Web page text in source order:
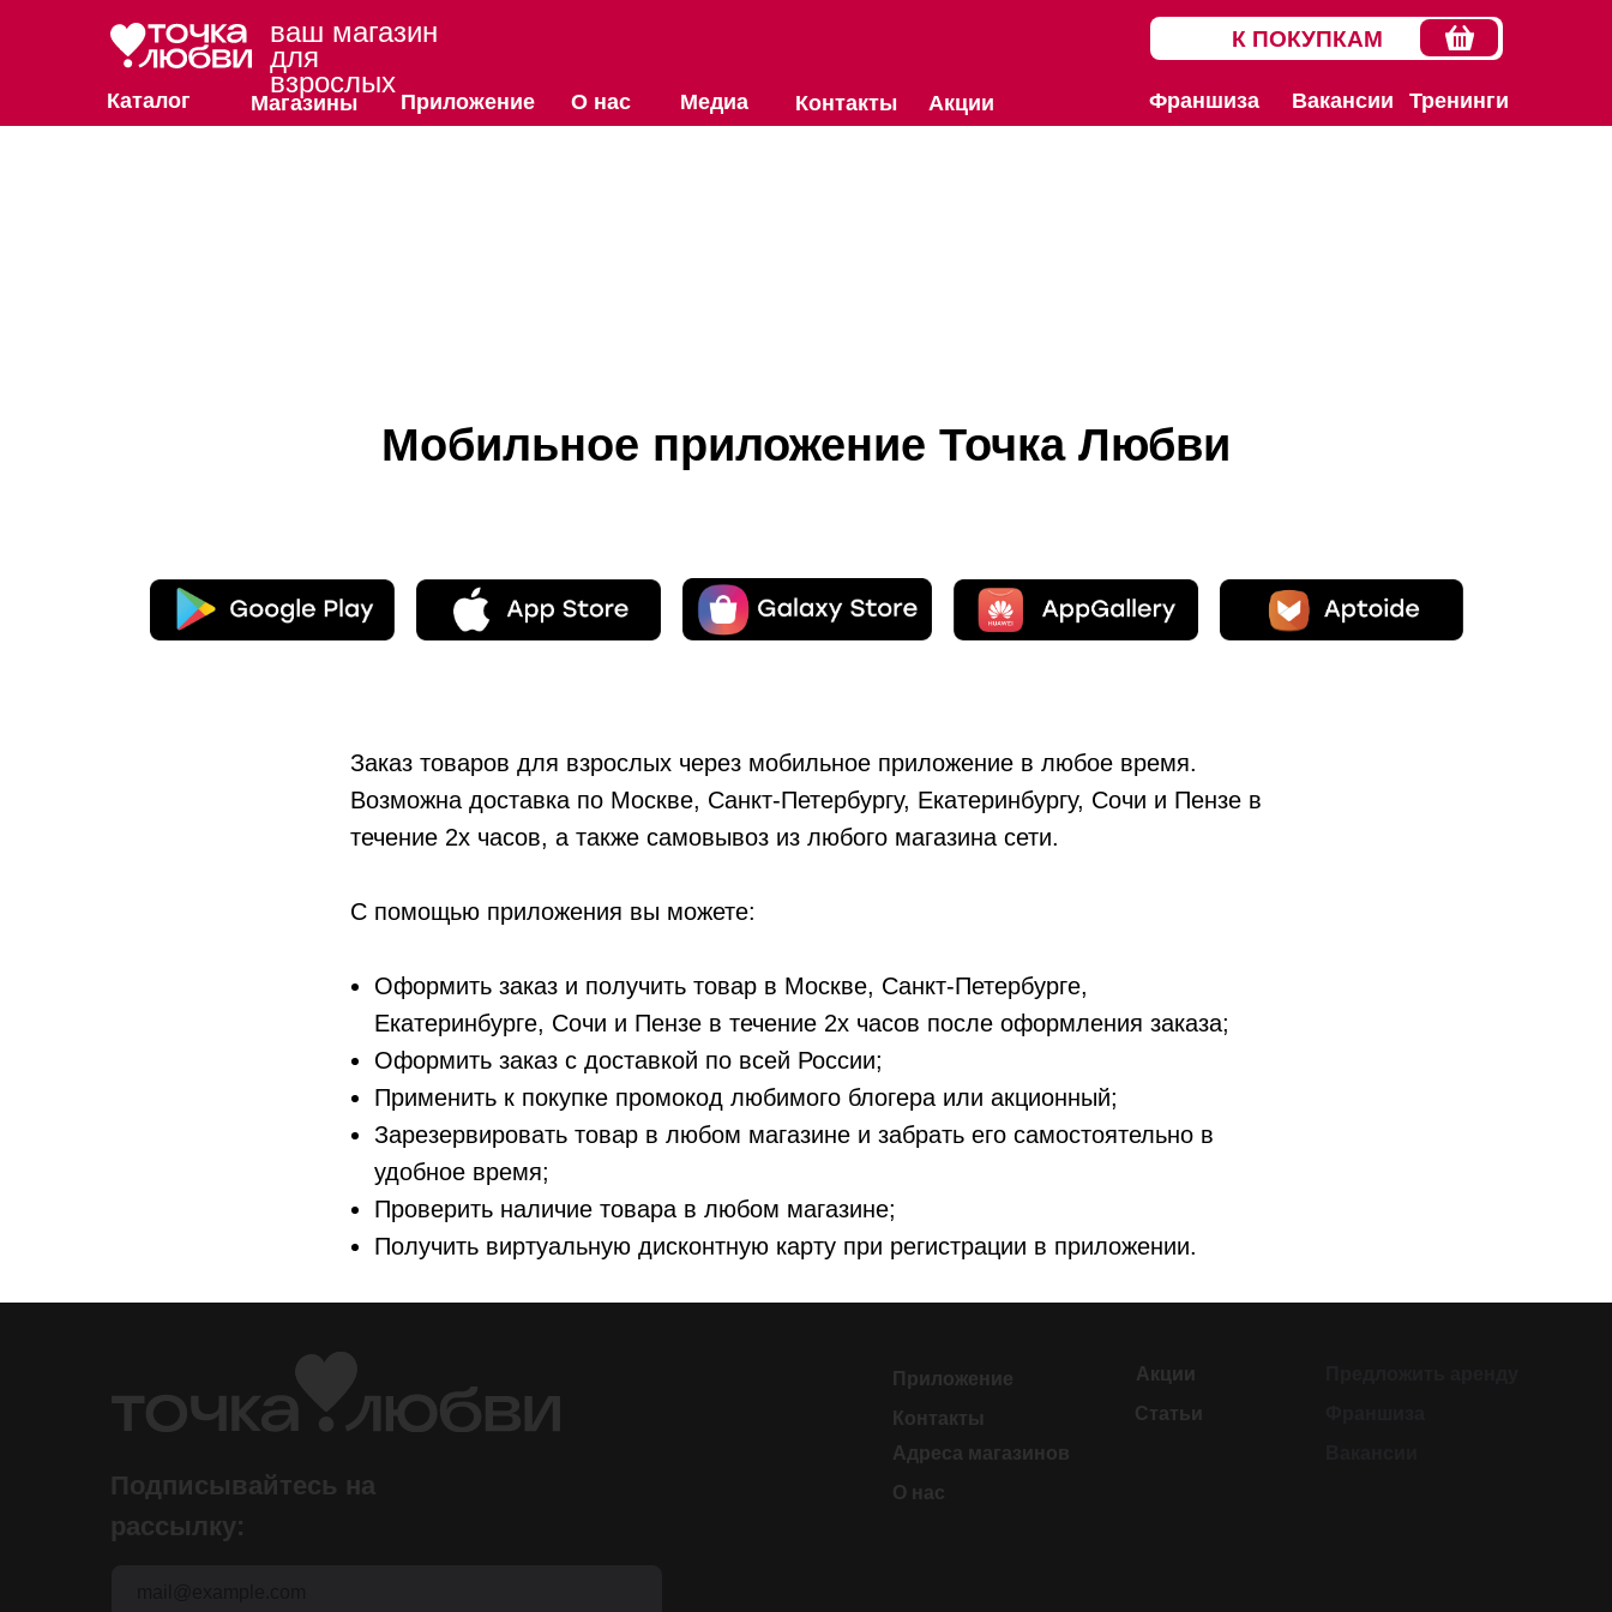
Тренинги
Вакансии
Франшиза
Акции
Контакты
Медиа
О нас
Приложение
Магазины
Каталог
ваш магазин
для
взрослых
К ПОКУПКАМ
Мобильное приложение Точка Любви
Заказ товаров для взрослых через мобильное приложение в любое время.
Возможна доставка по Москве, Санкт-Петербургу, Екатеринбургу, Сочи и Пензе в
течение 2х часов, а также самовывоз из любого магазина сети.
С помощью приложения вы можете:
Оформить заказ и получить товар в Москве, Санкт-Петербурге,
Екатеринбурге, Сочи и Пензе в течение 2х часов после оформления заказа;
Оформить заказ с доставкой по всей России;
Применить к покупке промокод любимого блогера или акционный;
Зарезервировать товар в любом магазине и забрать его самостоятельно в
удобное время;
Проверить наличие товара в любом магазине;
Получить виртуальную дисконтную карту при регистрации в приложении.
Адреса магазинов
О нас
Акции
Статьи
Контакты
Приложение
Подписывайтесь на
рассылку: